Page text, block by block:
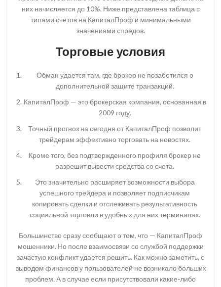
них начисляется до 10%. Ниже представлена таблица с
типами счетов на КапиталПроф и минимальными
значениями спредов.
Торговые условия
Обман удается там, где брокер не позаботился о
дополнительной защите транзакций.
КапиталПроф — это брокерская компания, основанная в
2009 году.
Точный прогноз на сегодня от КапиталПроф позволит
трейдерам эффективно торговать на новостях.
Кроме того, без подтвержденного профиля брокер не
разрешит вывести средства со счета.
Это значительно расширяет возможности выбора
успешного трейдера и позволяет подписчикам
копировать сделки и отслеживать результативность
социальной торговли в удобных для них терминалах.
Большинство сразу сообщают о том, что — КапиталПроф
мошенники. Но после взаимосвязи со службой поддержки
зачастую конфликт удается решить. Как можно заметить, с
выводом финансов у пользователей не возникало больших
проблем. А в случае если присутствовали какие-либо